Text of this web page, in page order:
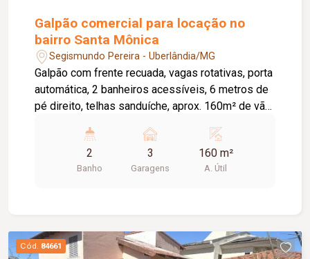
Galpão comercial para locação no
bairro Santa Mônica
Segismundo Pereira - Uberlândia/MG
Galpão com frente recuada, vagas rotativas, porta
automática, 2 banheiros acessíveis, 6 metros de
pé direito, telhas sanduíche, aprox. 160m² de vão
2
Banho
3
Garagens
160 m²
A. Útil
Cód. 84661